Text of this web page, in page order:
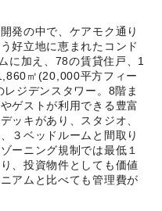
発の中で、ケアモク通り
好立地に恵まれたコンド
に加え、78の賃貸住戸、1
㎡(20,000平方フィー
ジデンスタワー。8階ま
ゲストが利用できる豊富
ッキがあり、スタジオ、
３ベッドルームと間取り
ーニング規制では最低１
、投資物件としても価値
アムと比べても管理費が